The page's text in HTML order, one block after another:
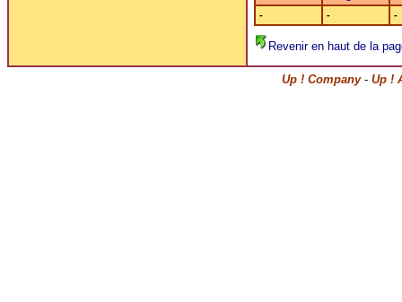
- - -
Revenir en haut de la
Up ! Company- Up !